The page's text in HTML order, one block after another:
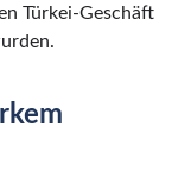
Türkei-Geschäft